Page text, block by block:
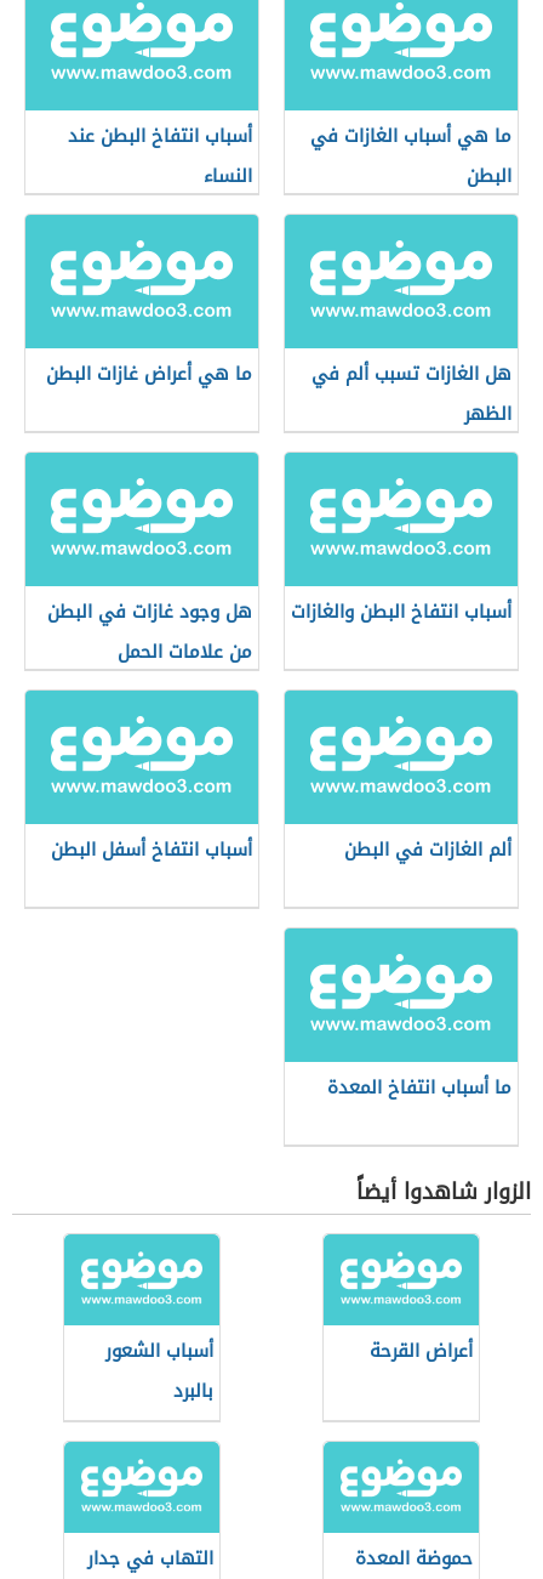
ما هي أسباب الغازات في
البطن
أسباب انتفاخ البطن عند
النساء
هل الغازات تسبب ألم في
الظهر
ما هي أعراض غازات البطن
أسباب انتفاخ البطن والغازات
هل وجود غازات في البطن
من علامات الحمل
ألم الغازات في البطن أسباب انتفاخ أسفل البطن
ما أسباب انتفاخ المعدة
الزوار شاهدوا أيضاً
أعراض القرحة
أسباب الشعور
بالبرد
حموضة المعدة
التهاب في جدار